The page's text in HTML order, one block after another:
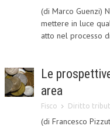
ARCHIVIO CORSI
DIVENTA SOCIO
LA RIVISTA
LA RIVISTA
(di Marco Guenzi)
mettere in luce
atto nel processo
Le
area
Fisco Diritto
(di Francesco